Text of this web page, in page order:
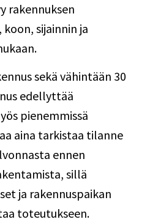
rakennuksen
sijainnin ja
sekä vähintään 30
edellyttää
pienemmissä
aina tarkistaa tilanne
ennen
sillä
ja rakennuspaikan
toteutukseen.